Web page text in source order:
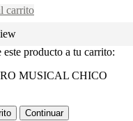
carrito
este producto a tu carrito:
MUSICAL CHICO
Continuar